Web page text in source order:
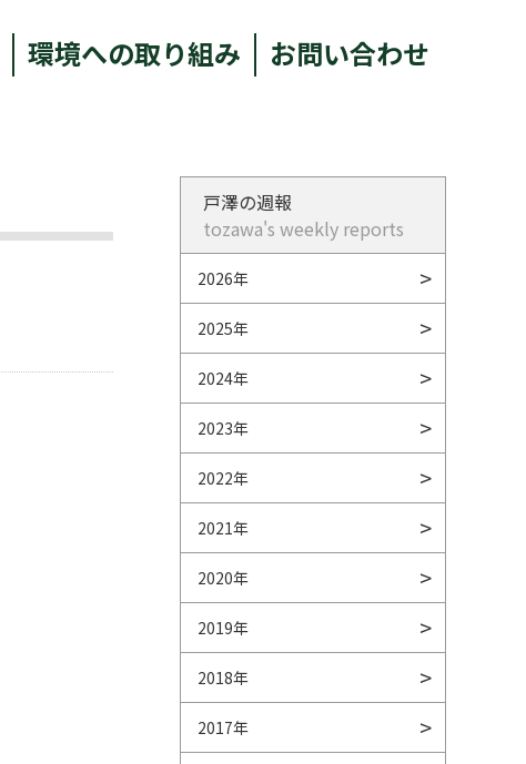
環境への取り組み お問い合わせ
戸澤の週報
tozawa's weekly reports
2026年
2025年
2024年
2023年
2022年
2021年
2020年
2019年
2018年
2017年